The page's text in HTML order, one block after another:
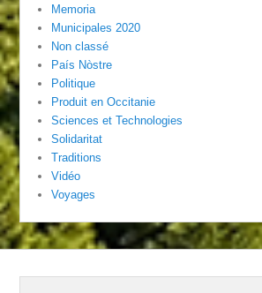
Memoria
Municipales 2020
Non classé
País Nòstre
Politique
Produit en Occitanie
Sciences et Technologies
Solidaritat
Traditions
Vidéo
Voyages